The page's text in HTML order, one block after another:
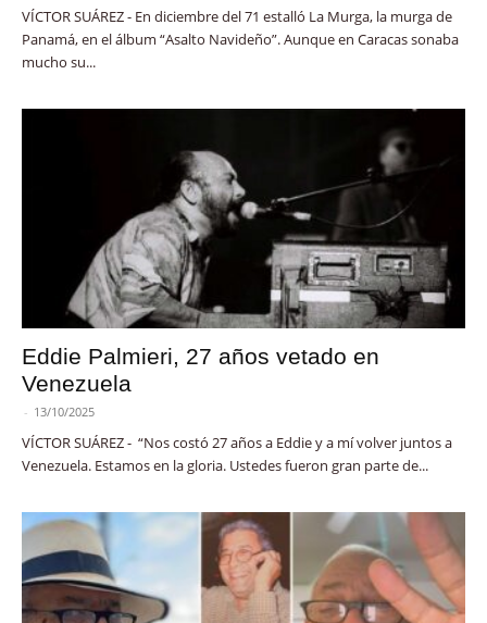
VÍCTOR SUÁREZ - En diciembre del 71 estalló La Murga, la murga de
Panamá, en el álbum “Asalto Navideño”. Aunque en Caracas sonaba
mucho su...
Eddie Palmieri, 27 años vetado en
Venezuela
- 13/10/2025
VÍCTOR SUÁREZ - “Nos costó 27 años a Eddie y a mí volver juntos a
Venezuela. Estamos en la gloria. Ustedes fueron gran parte de...